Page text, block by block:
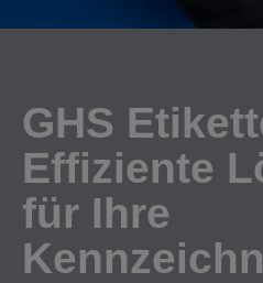
GHS
Effiziente
für Ihre